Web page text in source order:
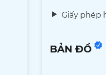
Giấy phép
BẢN ĐỒ